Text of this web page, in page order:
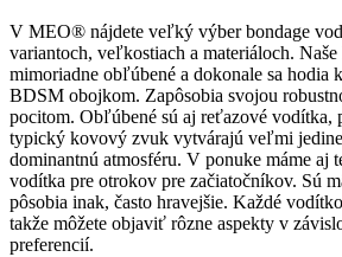
V MEO® nájdete veľký výber bondage
variantoch, veľkostiach a materiáloch.
mimoriadne obľúbené a dokonale sa hodia
BDSM obojkom. Zapôsobia svojou
pocitom. Obľúbené sú aj reťazové vodítka,
typický kovový zvuk vytvárajú veľmi
dominantnú atmosféru. V ponuke máme aj
vodítka pre otrokov pre začiatočníkov. Sú
pôsobia inak, často hravejšie. Každé
takže môžete objaviť rôzne aspekty v
preferencií.